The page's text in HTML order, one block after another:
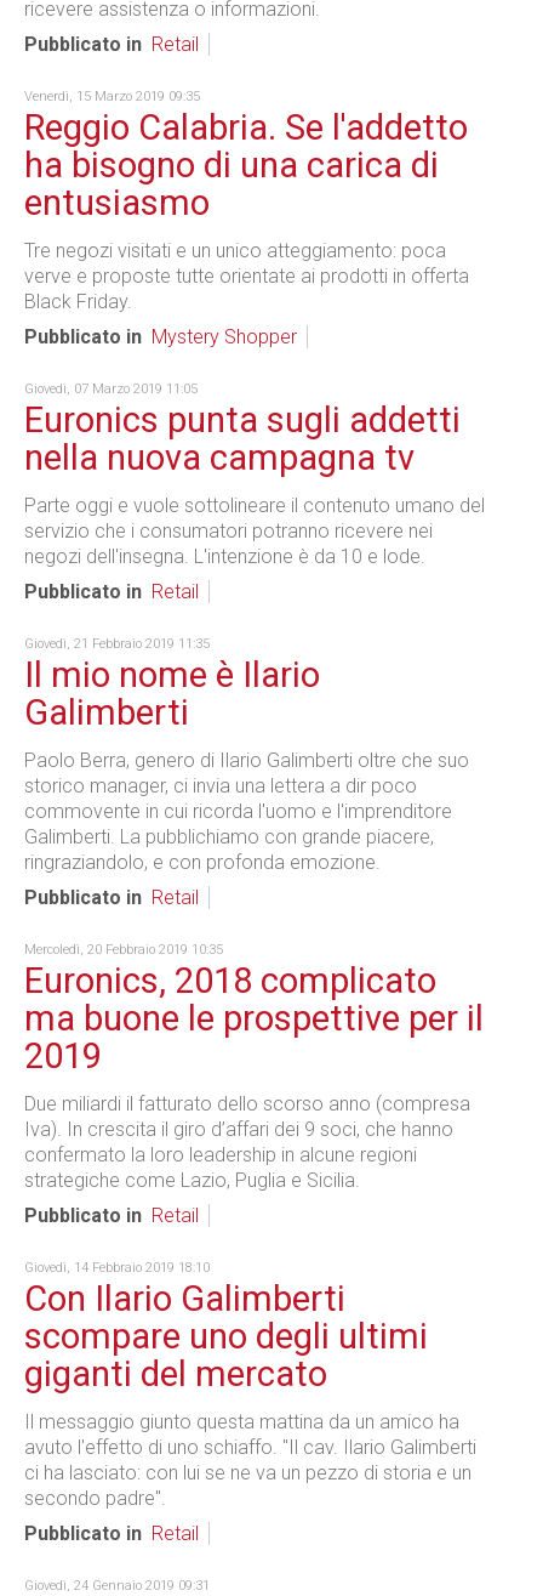
ricevere assistenza o informazioni.
Pubblicato in Retail
Venerdì, 15 Marzo 2019 09:35
Reggio Calabria. Se l'addetto
ha bisogno di una carica di
entusiasmo
Tre negozi visitati e un unico atteggiamento: poca
verve e proposte tutte orientate ai prodotti in offerta
Black Friday.
Pubblicato in Mystery Shopper
Giovedì, 07 Marzo 2019 11:05
Euronics punta sugli addetti
nella nuova campagna tv
Parte oggi e vuole sottolineare il contenuto umano del
servizio che i consumatori potranno ricevere nei
negozi dell'insegna. L'intenzione è da 10 e lode.
Pubblicato in Retail
Giovedì, 21 Febbraio 2019 11:35
Il mio nome è Ilario
Galimberti
Paolo Berra, genero di Ilario Galimberti oltre che suo
storico manager, ci invia una lettera a dir poco
commovente in cui ricorda l'uomo e l'imprenditore
Galimberti. La pubblichiamo con grande piacere,
ringraziandolo, e con profonda emozione.
Pubblicato in Retail
Mercoledì, 20 Febbraio 2019 10:35
Euronics, 2018 complicato
ma buone le prospettive per il
2019
Due miliardi il fatturato dello scorso anno (compresa
Iva). In crescita il giro d’affari dei 9 soci, che hanno
confermato la loro leadership in alcune regioni
strategiche come Lazio, Puglia e Sicilia.
Pubblicato in Retail
Giovedì, 14 Febbraio 2019 18:10
Con Ilario Galimberti
scompare uno degli ultimi
giganti del mercato
Il messaggio giunto questa mattina da un amico ha
avuto l'effetto di uno schiaffo. "Il cav. Ilario Galimberti
ci ha lasciato: con lui se ne va un pezzo di storia e un
secondo padre".
Pubblicato in Retail
Giovedì, 24 Gennaio 2019 09:31